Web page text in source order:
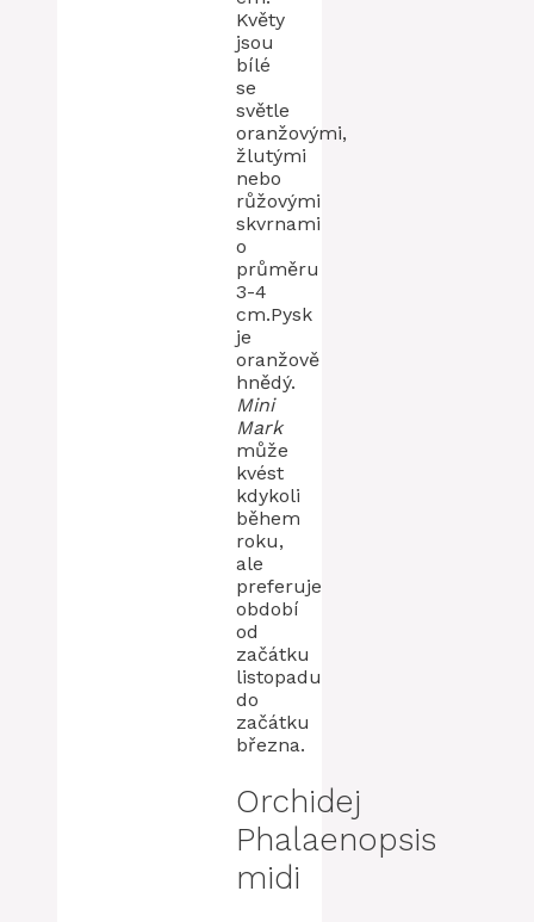
Květy
jsou
bílé
se
světle
oranžovými,
žlutými
nebo
růžovými
skvrnami
o
průměru
3-4
cm.Pysk
je
oranžově
hnědý.
Mini
Mark
může
kvést
kdykoli
během
roku,
ale
preferuje
období
od
začátku
listopadu
do
začátku
března.
Orchidej
Phalaenopsis
midi